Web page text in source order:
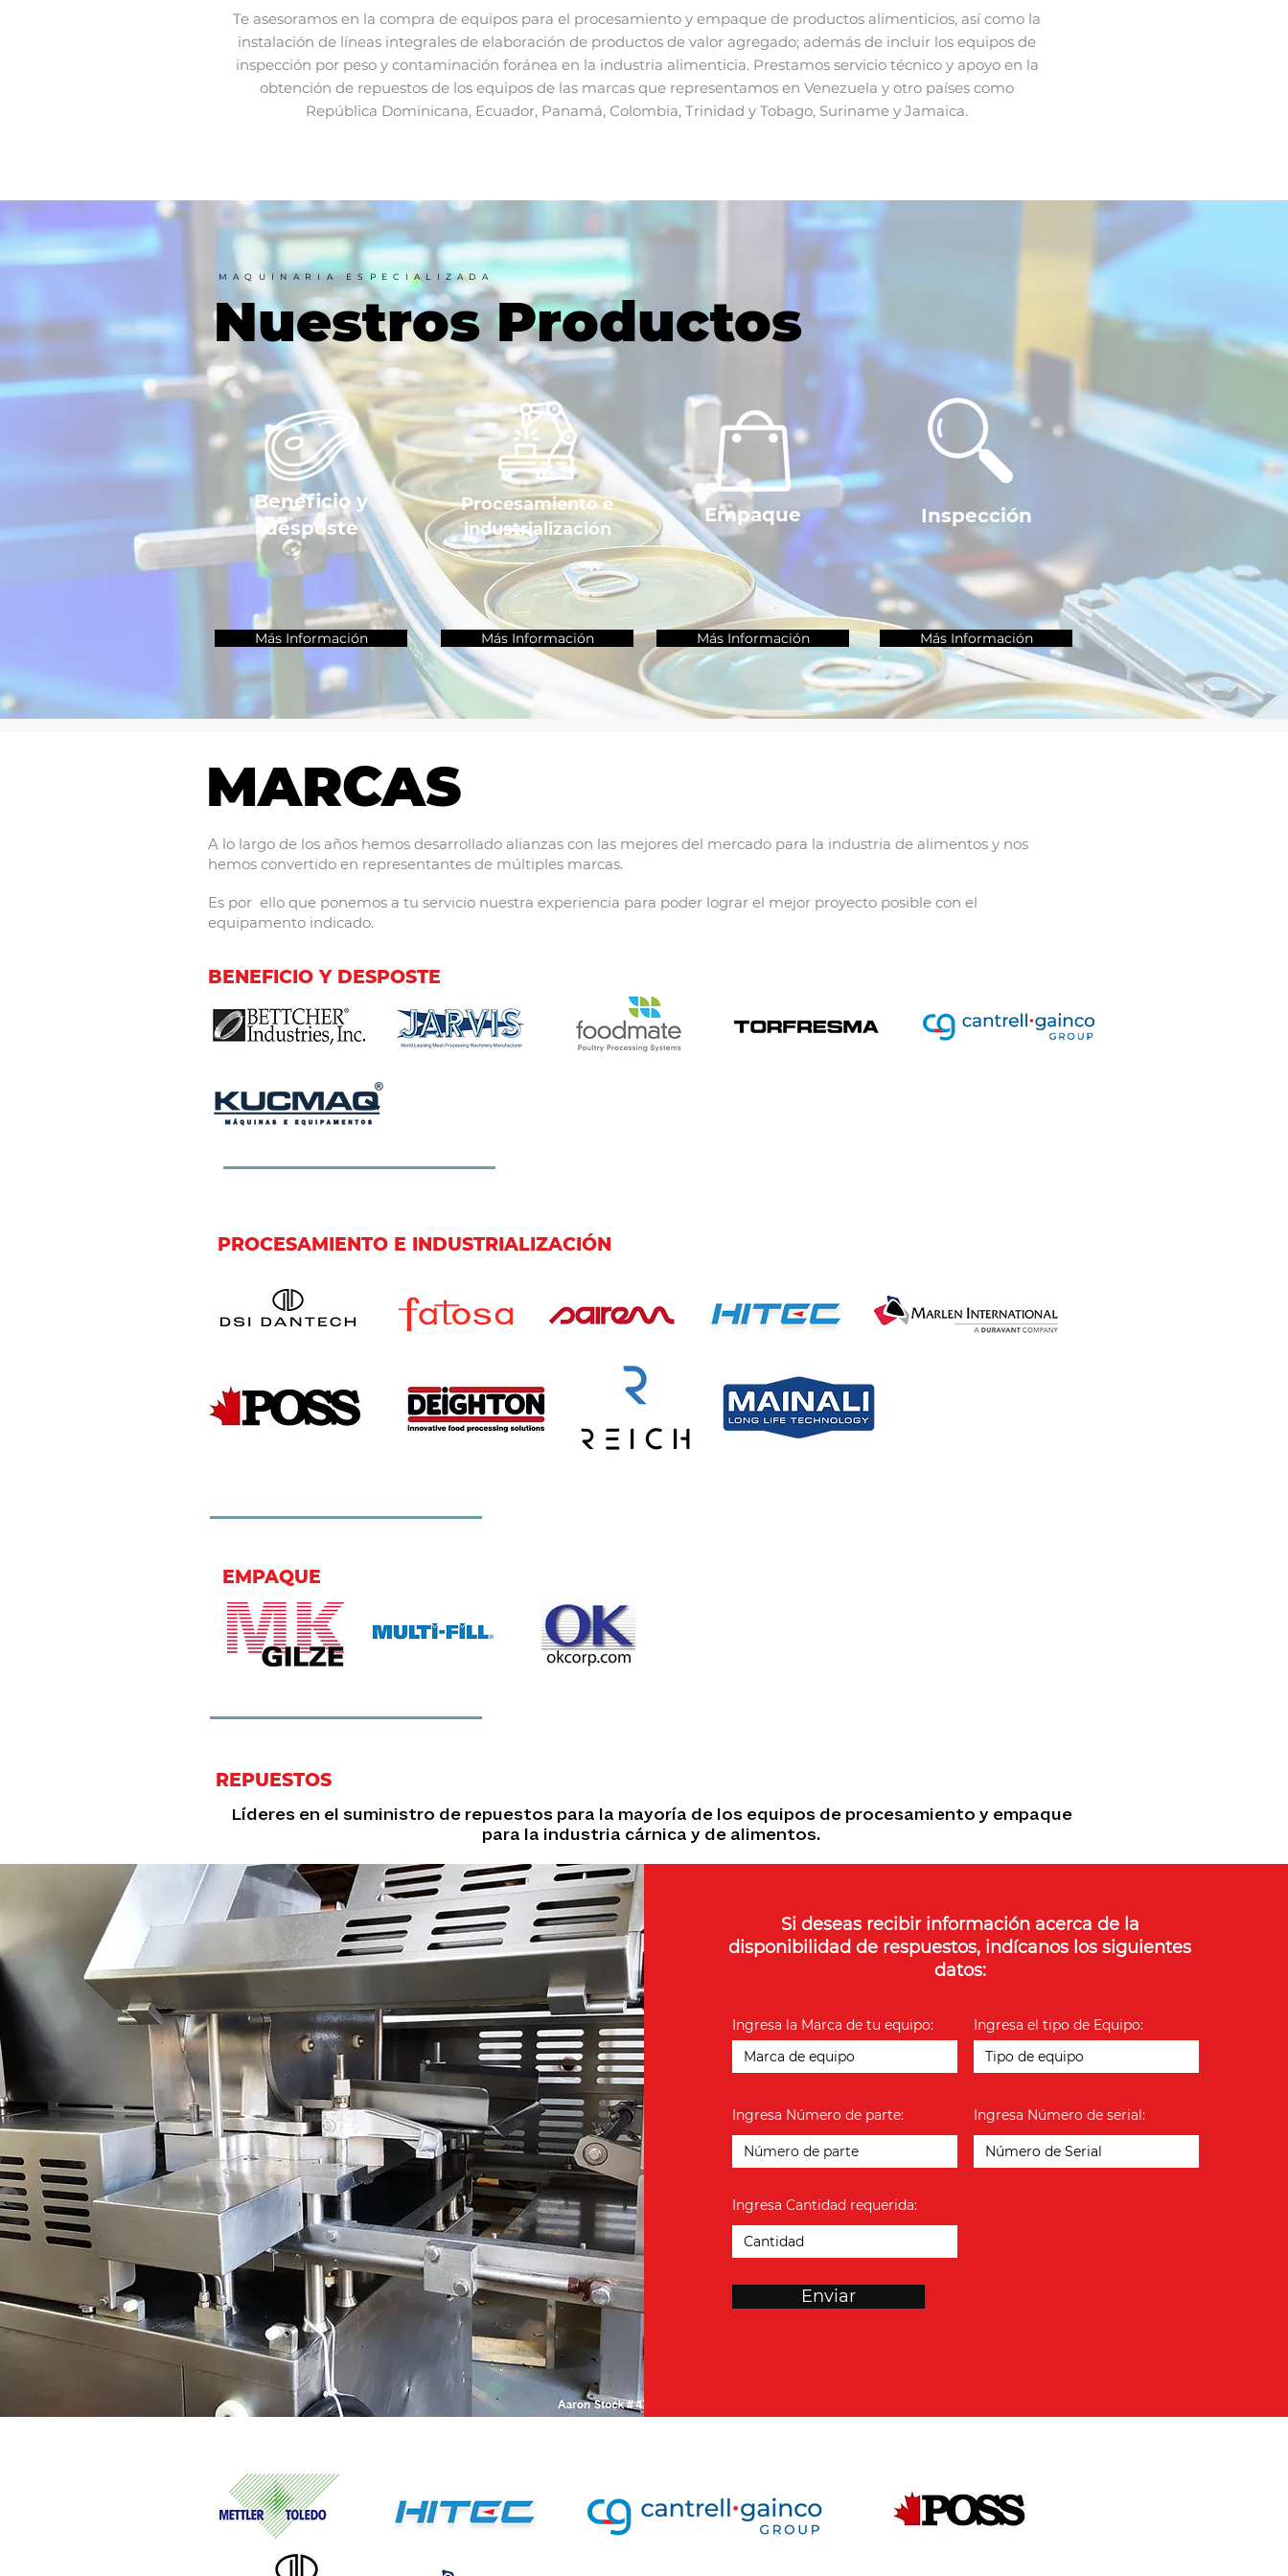
Te asesoramos en la compra de equipos para el procesamiento y empaque de productos alimenticios, así como la
instalación de líneas integrales de elaboración de productos de valor agregado; además de incluir los equipos de
inspección por peso y contaminación foránea en la industria alimenticia. Prestamos servicio técnico y apoyo en la
obtención de repuestos de los equipos de las marcas que representamos en Venezuela y otro países como
República Dominicana, Ecuador, Panamá, Colombia, Trinidad y Tobago, Suriname y Jamaica.
MAQUINARIA ESPECIALIZADA
Nuestros Productos
Beneficio y
desposte
Procesamiento e
industrialización
Empaque Inspección
Más Información Más Información Más Información Más Información
MARCAS
A lo largo de los años hemos desarrollado alianzas con las mejores del mercado para la industria de alimentos y nos
hemos convertido en representantes de múltiples marcas.
Es por ello que ponemos a tu servicio nuestra experiencia para poder lograr el mejor proyecto posible con el
equipamento indicado.
BENEFICIO Y DESPOSTE
PROCESAMIENTO E INDUSTRIALIZACIÓN
EMPAQUE
REPUESTOS
Líderes en el suministro de repuestos para la mayoría de los equipos de procesamiento y empaque
para la industria cárnica y de alimentos.
Si deseas recibir información acerca de la
disponibilidad de respuestos, indícanos los siguientes
datos:
Ingresa la Marca de tu equipo: Ingresa el tipo de Equipo:
Ingresa Número de parte: Ingresa Número de serial:
Ingresa Cantidad requerida:
Enviar